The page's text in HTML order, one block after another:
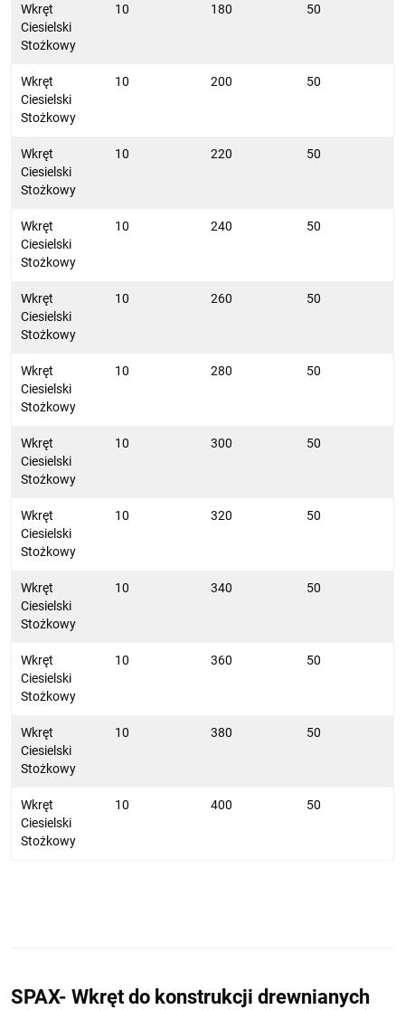
Wkręt
Ciesielski
Stożkowy
10 180 50
Wkręt
Ciesielski
Stożkowy
10 200 50
Wkręt
Ciesielski
Stożkowy
10 220 50
Wkręt
Ciesielski
Stożkowy
10 240 50
Wkręt
Ciesielski
Stożkowy
10 260 50
Wkręt
Ciesielski
Stożkowy
10 280 50
Wkręt
Ciesielski
Stożkowy
10 300 50
Wkręt
Ciesielski
Stożkowy
10 320 50
Wkręt
Ciesielski
Stożkowy
10 340 50
Wkręt
Ciesielski
Stożkowy
10 360 50
Wkręt
Ciesielski
Stożkowy
10 380 50
Wkręt
Ciesielski
Stożkowy
10 400 50
SPAX- Wkręt do konstrukcji drewnianych